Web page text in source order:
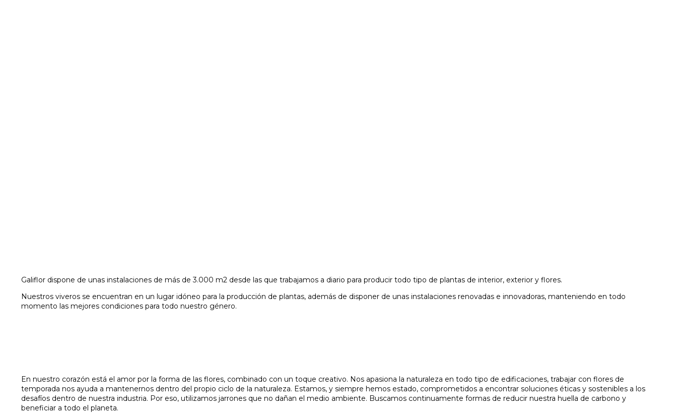
Galiflor dispone de unas instalaciones de más de 3.000 m2 desde las que trabajamos a diario para producir todo tipo de plantas de interior, exterior y flores.
Nuestros viveros se encuentran en un lugar idóneo para la producción de plantas, además de disponer de unas instalaciones renovadas e innovadoras, manteniendo en todo
momento las mejores condiciones para todo nuestro género.
En nuestro corazón está el amor por la forma de las flores, combinado con un toque creativo. Nos apasiona la naturaleza en todo tipo de edificaciones, trabajar con flores de
temporada nos ayuda a mantenernos dentro del propio ciclo de la naturaleza. Estamos, y siempre hemos estado, comprometidos a encontrar soluciones éticas y sostenibles a los
desafíos dentro de nuestra industria. Por eso, utilizamos jarrones que no dañan el medio ambiente. Buscamos continuamente formas de reducir nuestra huella de carbono y
beneficiar a todo el planeta.